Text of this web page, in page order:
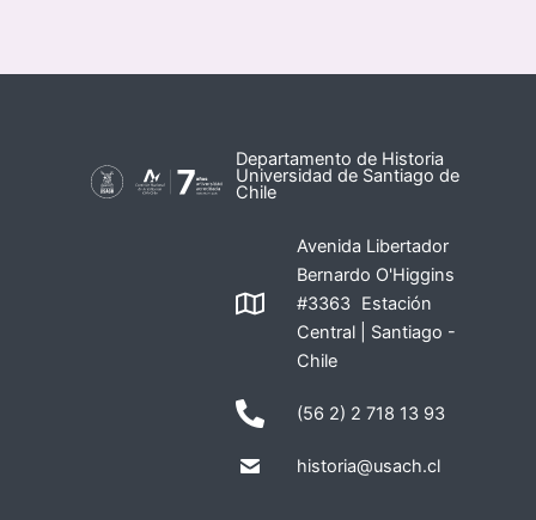
Departamento de Historia
Universidad de Santiago de
Chile
Avenida Libertador
Bernardo O'Higgins
#3363 Estación
Central | Santiago -
Chile
(56 2) 2 718 13 93
historia@usach.cl